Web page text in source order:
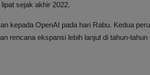
sejak akhir 2022.
kepada OpenAI pada hari Rabu. Kedua
rencana ekspansi lebih lanjut di tahun-tahun